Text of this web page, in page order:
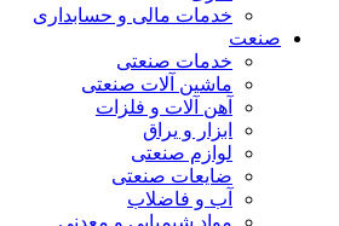
خدمات مالی و حسابداری
صنعت
خدمات صنعتی
ماشین آلات صنعتی
آهن آلات و فلزات
ابزار و یراق
لوازم صنعتی
ضایعات صنعتی
آب و فاضلاب